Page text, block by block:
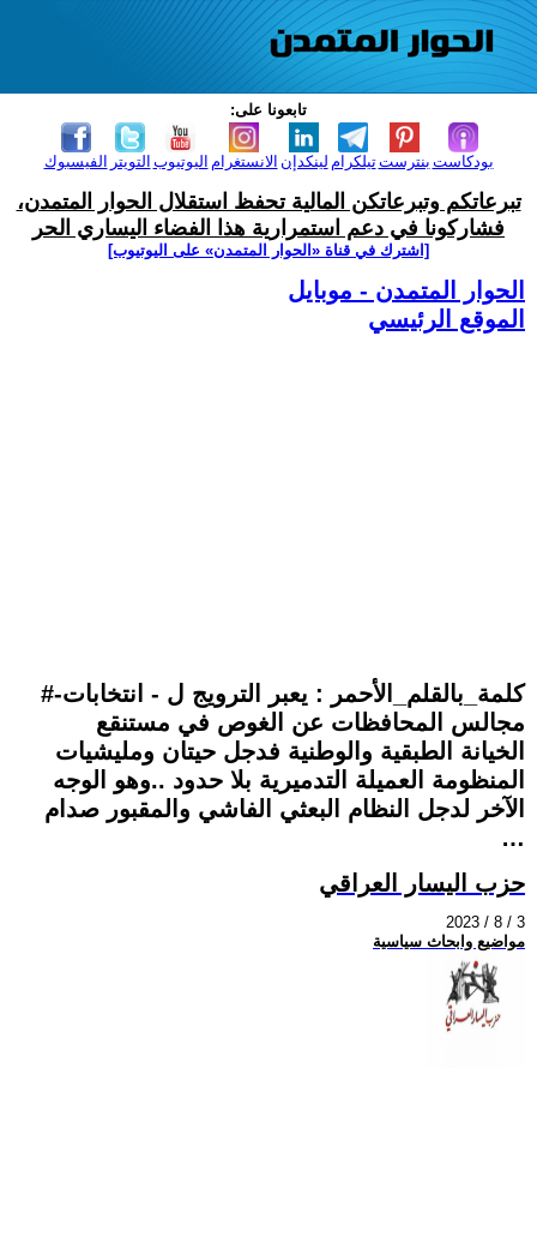
تابعونا على:
الفيسبوك التويتر اليوتيوب الانستغرام لينكدإن تيلكرامبنترست بودكاست
تبرعاتكم وتبرعاتكن المالية تحفظ استقلال الحوار المتمدن،
فشاركونا في دعم استمرارية هذا الفضاء اليساري الحر
[اشترك في قناة ‫«الحوار المتمدن» على اليوتيوب]
الحوار المتمدن - موبايل
الموقع الرئيسي
#كلمة_بالقلم_الأحمر : يعبر الترويج ل - انتخابات-
مجالس المحافظات عن الغوص في مستنقع
الخيانة الطبقية والوطنية فدجل حيتان ومليشيات
المنظومة العميلة التدميرية بلا حدود ..وهو الوجه
الآخر لدجل النظام البعثي الفاشي والمقبور صدام
…
حزب اليسار العراقي
2023 / 8 / 3
مواضيع وابحاث سياسية